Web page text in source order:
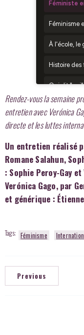
Rendez-vous la semaine
entretien avec Verónica
directe et les luttes
Un entretien réalisé
Romane Salahun,
: Sophie Peroy-Gay
Verónica Gago, par
et générique :
Tags: Féminisme
Previous